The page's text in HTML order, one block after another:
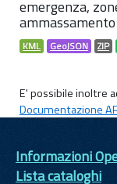
emergenza,
ammassamento
KML GeoJSON ZIP
E' possibile inoltre
Documentazione
Informazioni
Lista cataloghi